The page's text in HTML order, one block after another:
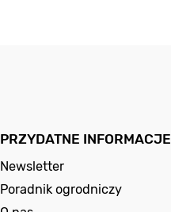
PRZYDATNE INFORMACJE
Newsletter
Poradnik ogrodniczy